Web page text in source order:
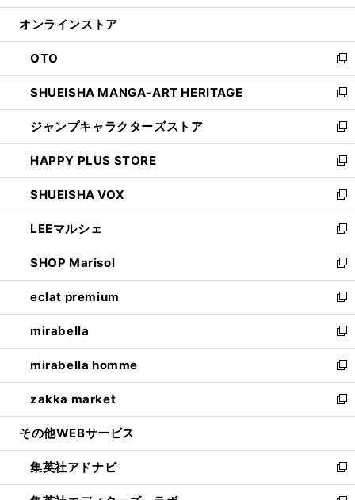
開
ン
ウ
で
開
く
ウ
ン
ド
ウ
で
開
く
オンラインストア
OTO
新
し
い
ウ
ィ
ン
ド
ウ
で
開
く
SHUEISHA MANGA-ART HERITAGE
新
し
い
ウ
ィ
ン
ド
ウ
で
開
く
ジャンプキャラクターズストア
新
し
い
ウ
ィ
ン
ド
ウ
で
開
く
HAPPY PLUS STORE
新
し
い
ウ
ィ
ン
ド
ウ
で
開
く
SHUEISHA VOX
新
し
い
ウ
ィ
ン
ド
ウ
で
開
く
LEEマルシェ
新
し
い
ウ
ィ
ン
ド
ウ
で
開
く
SHOP Marisol
新
し
い
ウ
ィ
ン
ド
ウ
で
開
eclat premium
新
し
い
ウ
ィ
ン
ド
ウ
開
く
mirabella
新
し
い
ウ
ィ
ン
ウ
で
開
mirabella homme
新
し
い
ウ
ン
ド
ウ
zakka market
新
し
ウ
ィ
ン
その他WEBサービス
集英社アドナビ
新
し